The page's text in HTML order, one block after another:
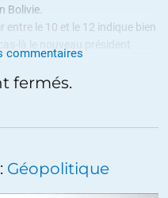
Bolivie.
entre le 10 et le 12 indique bien
là le nouveau président
par le gouvernement
électoral et une loi de
commentaires
fermés.
Géopolitique